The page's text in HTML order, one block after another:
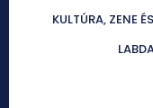
KULTÚRA, ZENE